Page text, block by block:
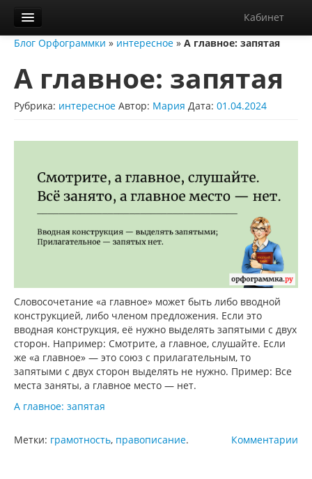
Кабинет
Орфограммка
Библиотека
Блог
Справка
Диктанты
Блог Орфограммки » интересное » А главное: запятая
А главное: запятая
Рубрика: интересное Автор: Мария Дата: 01.04.2024
Словосочетание «а главное» может быть либо вводной
конструкцией, либо членом предложения. Если это
вводная конструкция, её нужно выделять запятыми с двух
сторон. Например: Смотрите, а главное, слушайте. Если
же «а главное» — это союз с прилагательным, то
запятыми с двух сторон выделять не нужно. Пример: Все
места заняты, а главное место — нет.
А главное: запятая
Комментарии
Метки: грамотность, правописание.